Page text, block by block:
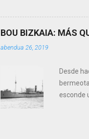
BOU BIZKAIA: MÁS
abendua 26, 2019
Desde
esconde
durante